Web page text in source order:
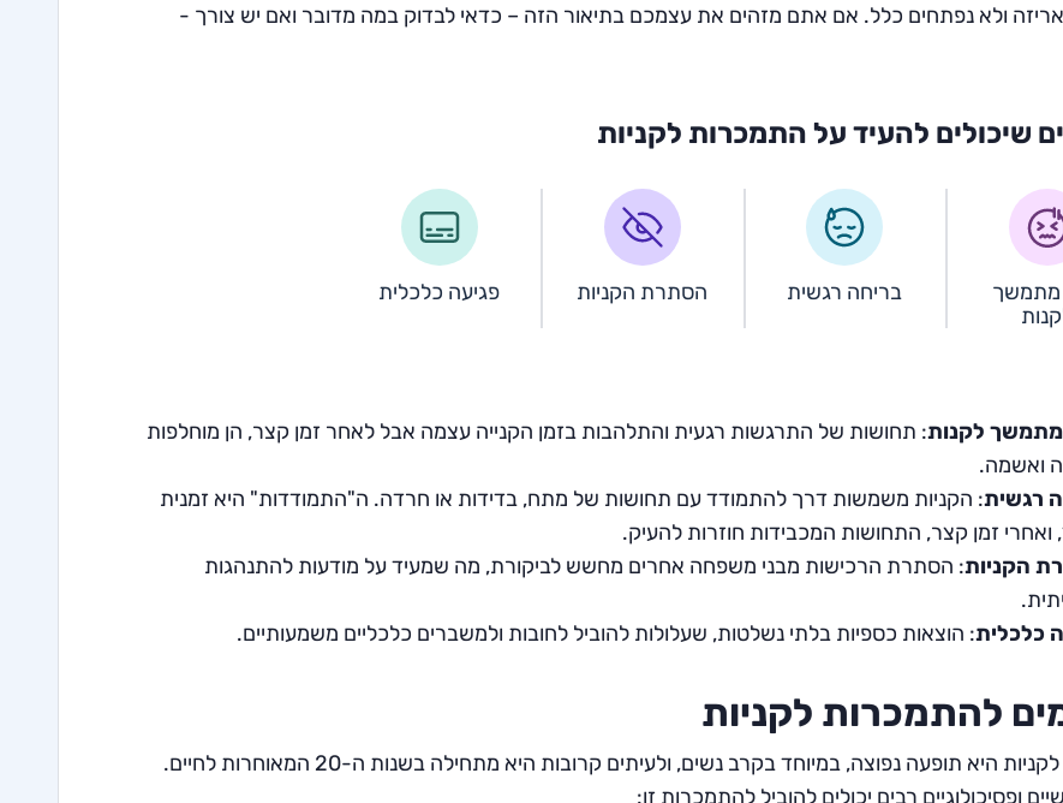
ולא נפתחים כלל. אם אתם מזהים את עצמכם בתיאור הזה – כדאי לבדוק במה מדובר ואם יש צורך -
שיכולים להעיד על התמכרות לקניות
מתמשך
בריחה רגשית הסתרת הקניות פגיעה כלכלית
לקנות: תחושות של התרגשות רגעית והתלהבות בזמן הקנייה עצמה אבל לאחר זמן קצר, הן מוחלפות
ואשמה.
רגשית: הקניות משמשות דרך להתמודד עם תחושות של מתח, בדידות או חרדה. ה"התמודדות" היא זמנית
ואחרי זמן קצר, התחושות המכבידות חוזרות להעיק.
הקניות: הסתרת הרכישות מבני משפחה אחרים מחשש לביקורת, מה שמעיד על מודעות להתנהגות
כלכלית: הוצאות כספיות בלתי נשלטות, שעלולות להוביל לחובות ולמשברים כלכליים משמעותיים.
להתמכרות לקניות
התמכרות לקניות היא תופעה נפוצה, במיוחד בקרב נשים, ולעיתים קרובות היא מתחילה בשנות ה-20 המאוחרות לחיים.
ופסיכולוגיים רבים יכולים להוביל להתמכרות זו: